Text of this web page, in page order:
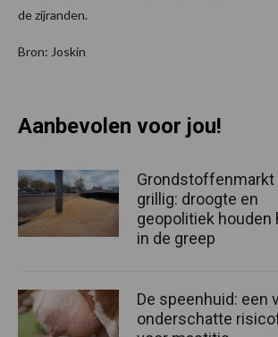
de zijranden.
Bron: Joskin
Aanbevolen voor jou!
grillig: droogte en
geopolitiek houden
in de greep
De speenhuid: een
onderschatte